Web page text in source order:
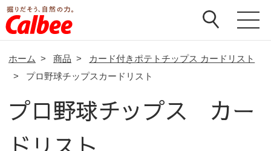
ホーム > 商品 >
カード付きポテトチップス カードリスト
>
プロ野球チップスカードリスト
プロ野球チップス カー